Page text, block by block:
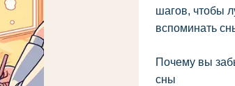
шагов, чтобы
вспоминать
Почему вы
сны